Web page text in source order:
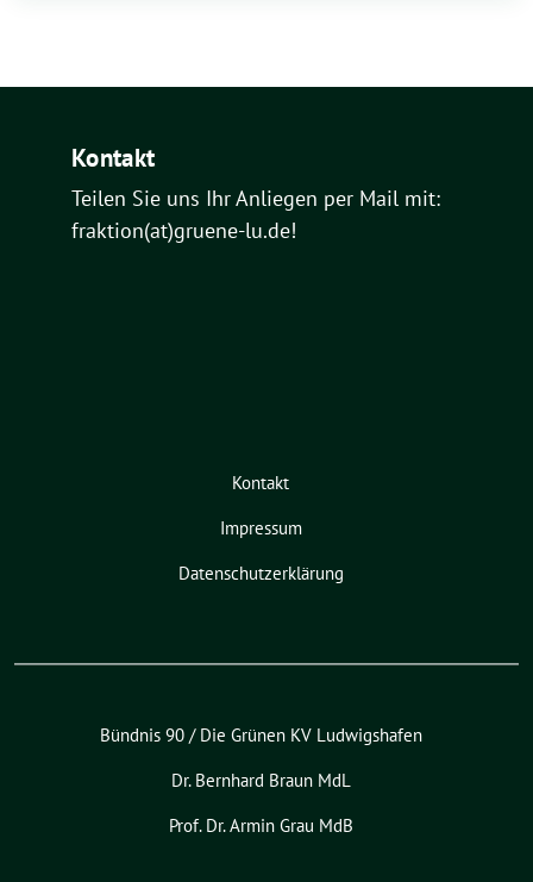
Kontakt
Teilen Sie uns Ihr Anliegen per Mail mit:
fraktion(at)gruene-lu.de!
Kontakt
Impressum
Datenschutzerklärung
Bündnis 90 / Die Grünen KV Ludwigshafen
Dr. Bernhard Braun MdL
Prof. Dr. Armin Grau MdB